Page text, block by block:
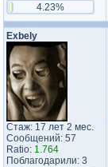
4.23%
Exbely
Стаж: 17 лет 2 мес.
Сообщений: 57
Ratio: 1.764
Поблагодарили: 3